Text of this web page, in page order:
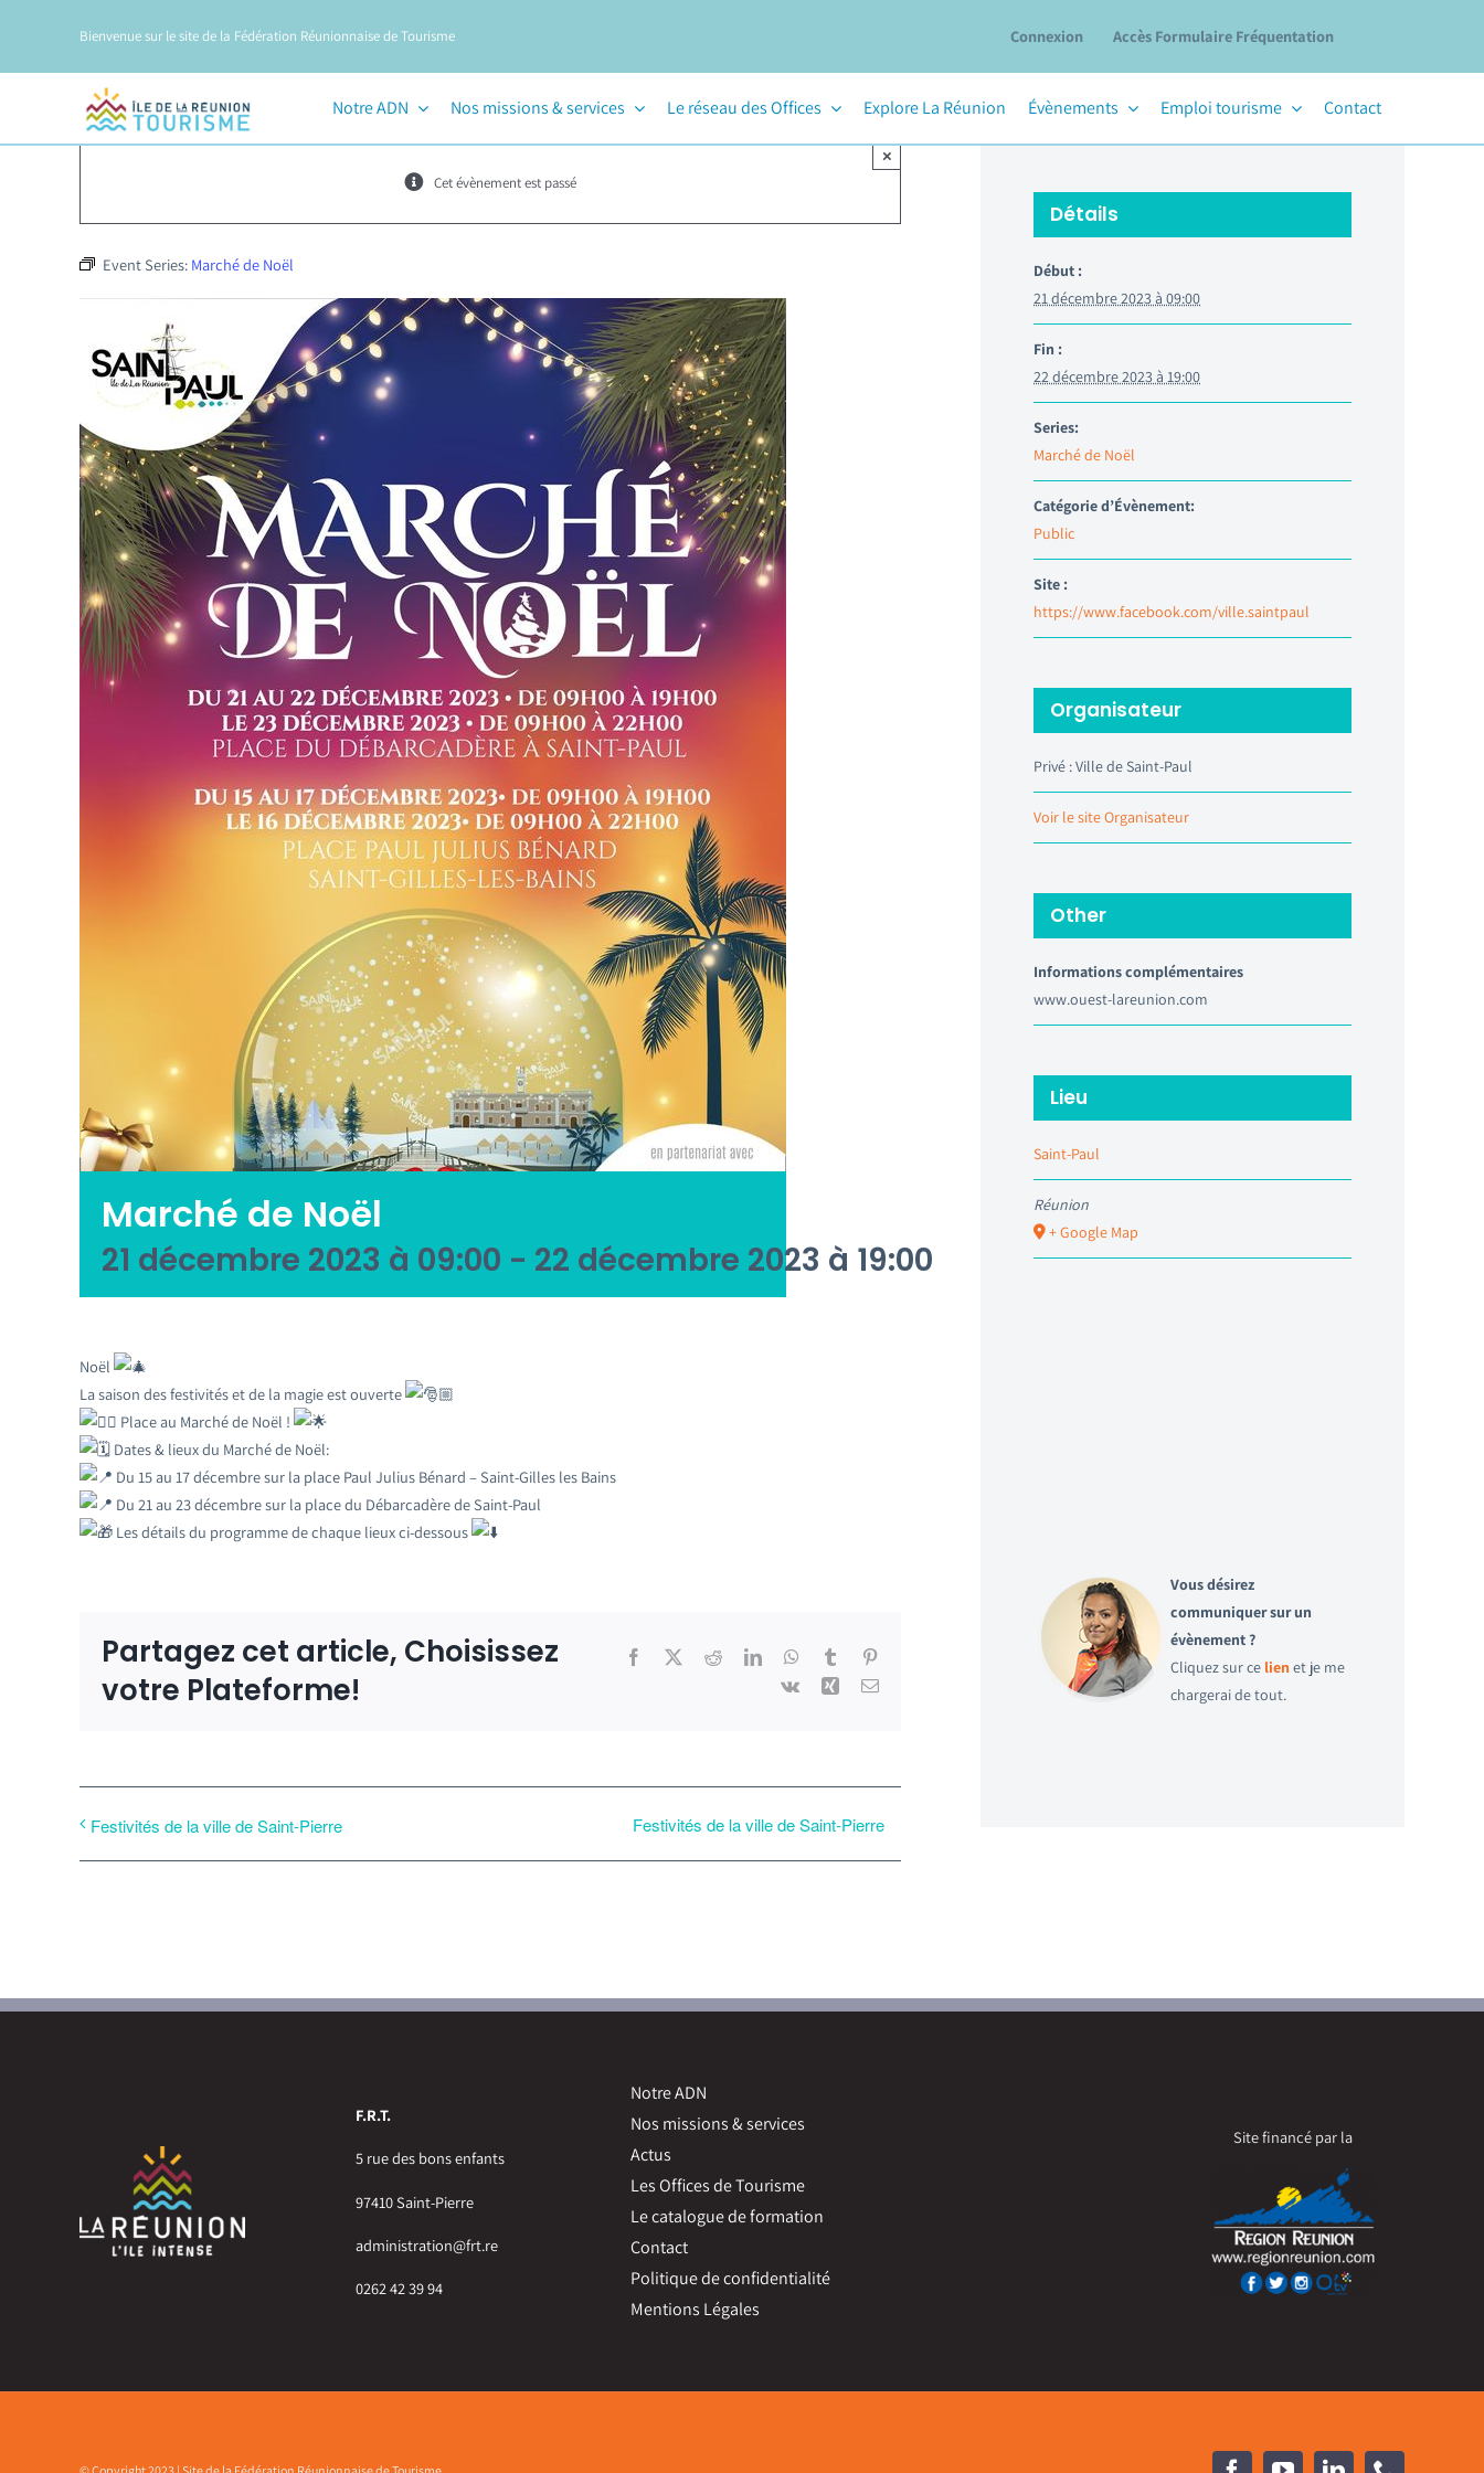
contenu
Bienvenue sur le site de la Fédération Réunionnaise de Tourisme Connexion Accès Formulaire Fréquentation
Notre ADN Nos missions & services Le réseau des Offices Explore La Réunion Évènements Emploi tourisme Contact
Cet évènement est passé
×
Event Series: Marché de Noël
Marché de Noël
21 décembre 2023 à 09:00 - 22 décembre 2023 à 19:00
Noël
La saison des festivités et de la magie est ouverte
Place au Marché de Noël !
Dates & lieux du Marché de Noël:
Du 15 au 17 décembre sur la place Paul Julius Bénard – Saint-Gilles les Bains
Du 21 au 23 décembre sur la place du Débarcadère de Saint-Paul
Les détails du programme de chaque lieux ci-dessous
Partagez cet article, Choisissez
votre Plateforme!
Facebook RedditLinkedInWhatsApp
Tumblr
Vk
Xing Email
Festivités de la ville de Saint-Pierre Festivités de la ville de Saint-Pierre
Détails
Début :
21 décembre 2023 à 09:00
Fin :
22 décembre 2023 à 19:00
Series:
Marché de Noël
Catégorie d’Évènement:
Public
Site :
https://www.facebook.com/ville.saintpaul
Organisateur
Privé : Ville de Saint-Paul
Voir le site Organisateur
Other
Informations complémentaires
www.ouest-lareunion.com
Lieu
Saint-Paul
Réunion
+ Google Map
Vous désirez
communiquer sur un
évènement ?
Cliquez sur ce lien et je me
chargerai de tout.
F.R.T.
5 rue des bons enfants
97410 Saint-Pierre
administration@frt.re
0262 42 39 94
Notre ADN
Nos missions & services
Actus
Les Offices de Tourisme
Le catalogue de formation
Contact
Politique de confidentialité
Mentions Légales
Site financé par la